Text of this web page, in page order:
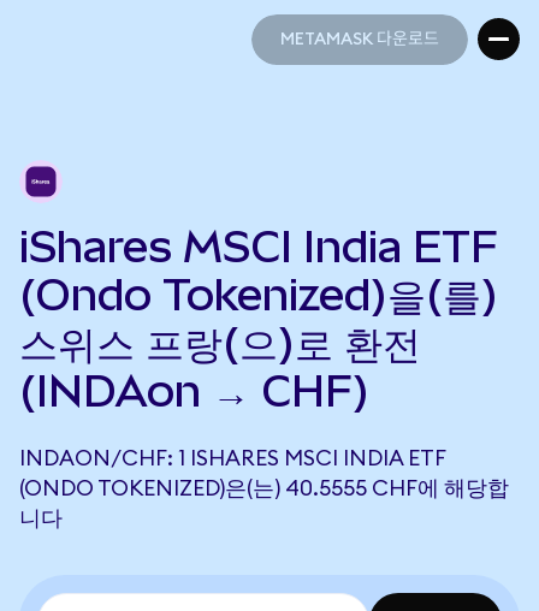
METAMASK 다운로드
iShares MSCI India ETF
(Ondo Tokenized)을(를)
스위스 프랑(으)로 환전
(INDAon → CHF)
INDAON/CHF: 1 ISHARES MSCI INDIA ETF
(ONDO TOKENIZED)은(는) 40.5555 CHF에 해당합
니다